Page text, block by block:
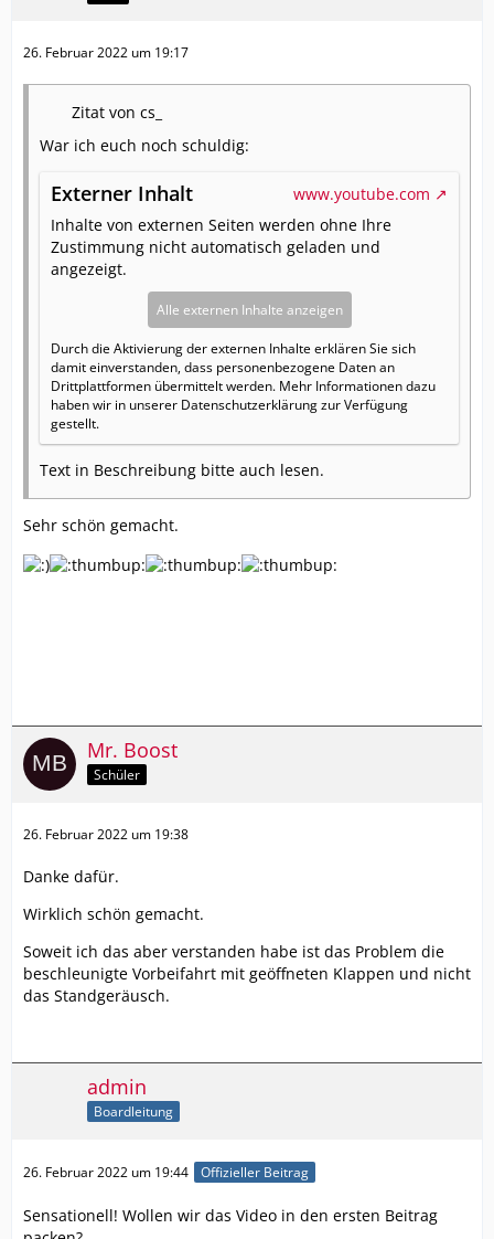
26. Februar 2022 um 19:17
Zitat von cs_
War ich euch noch schuldig:
Externer Inhalt
www.youtube.com
Inhalte von externen Seiten werden ohne Ihre
Zustimmung nicht automatisch geladen und
angezeigt.
Alle externen Inhalte anzeigen
Durch die Aktivierung der externen Inhalte erklären Sie sich
damit einverstanden, dass personenbezogene Daten an
Drittplattformen übermittelt werden. Mehr Informationen dazu
haben wir in unserer Datenschutzerklärung zur Verfügung
gestellt.
Text in Beschreibung bitte auch lesen.
Sehr schön gemacht.
Mr. Boost
Schüler
26. Februar 2022 um 19:38
Danke dafür.
Wirklich schön gemacht.
Soweit ich das aber verstanden habe ist das Problem die
beschleunigte Vorbeifahrt mit geöffneten Klappen und nicht
das Standgeräusch.
admin
Boardleitung
26. Februar 2022 um 19:44 Offizieller Beitrag
Sensationell! Wollen wir das Video in den ersten Beitrag